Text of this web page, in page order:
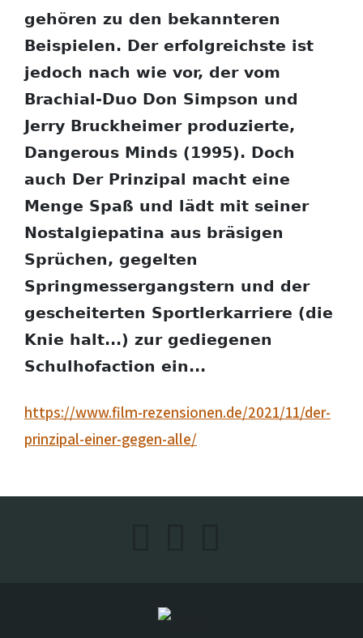
gehören zu den bekannteren
Beispielen. Der erfolgreichste ist
jedoch nach wie vor, der vom
Brachial-Duo Don Simpson und
Jerry Bruckheimer produzierte,
Dangerous Minds (1995). Doch
auch Der Prinzipal macht eine
Menge Spaß und lädt mit seiner
Nostalgiepatina aus bräsigen
Sprüchen, gegelten
Springmessergangstern und der
gescheiterten Sportlerkarriere (die
Knie halt...) zur gediegenen
Schulhofaction ein...
https://www.film-rezensionen.de/2021/11/der-
prinzipal-einer-gegen-alle/